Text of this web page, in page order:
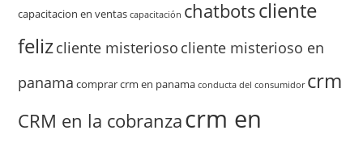
capacitacion en ventas capacitación chatbotscliente
felizcliente misterioso cliente misterioso en
panama comprar crm en panama conducta del consumidor crm
CRM en la cobranzacrm en